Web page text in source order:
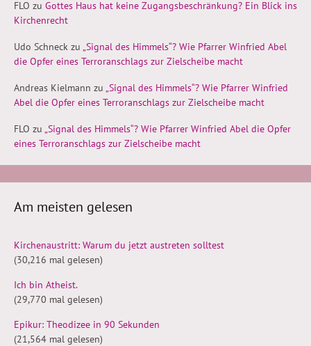
FLO zu Gottes Haus hat keine Zugangsbeschränkung? Ein Blick ins
Kirchenrecht
Udo Schneck zu „Signal des Himmels“? Wie Pfarrer Winfried Abel
die Opfer eines Terroranschlags zur Zielscheibe macht
Andreas Kielmann zu „Signal des Himmels“? Wie Pfarrer Winfried
Abel die Opfer eines Terroranschlags zur Zielscheibe macht
FLO zu „Signal des Himmels“? Wie Pfarrer Winfried Abel die Opfer
eines Terroranschlags zur Zielscheibe macht
Am meisten gelesen
Kirchenaustritt: Warum du jetzt austreten solltest
(30,216 mal gelesen)
Ich bin Atheist.
(29,770 mal gelesen)
Epikur: Theodizee in 90 Sekunden
(21,564 mal gelesen)